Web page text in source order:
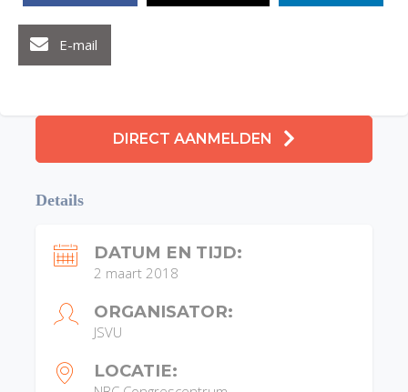
E-mail
DIRECT AANMELDEN
Details
DATUM EN TIJD:
2 maart 2018
ORGANISATOR:
JSVU
LOCATIE: